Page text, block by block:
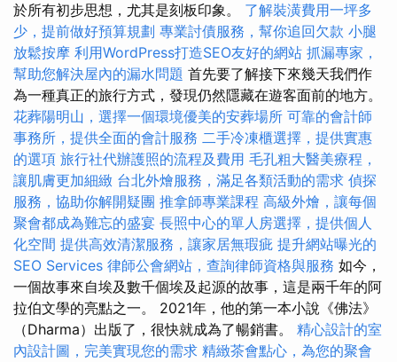
於所有初步思想，尤其是刻板印象。 了解裝潢費用一坪多
少，提前做好預算規劃 專業討債服務，幫你追回欠款 小腿
放鬆按摩 利用WordPress打造SEO友好的網站 抓漏專家，
幫助您解決屋內的漏水問題 首先要了解接下來幾天我們作
為一種真正的旅行方式，發現仍然隱藏在遊客面前的地方。
花葬陽明山，選擇一個環境優美的安葬場所 可靠的會計師
事務所，提供全面的會計服務 二手冷凍櫃選擇，提供實惠
的選項 旅行社代辦護照的流程及費用 毛孔粗大醫美療程，
讓肌膚更加細緻 台北外燴服務，滿足各類活動的需求 偵探
服務，協助你解開疑團 推拿師專業課程 高級外燴，讓每個
聚會都成為難忘的盛宴 長照中心的單人房選擇，提供個人
化空間 提供高效清潔服務，讓家居無瑕疵 提升網站曝光的
SEO Services 律師公會網站，查詢律師資格與服務 如今，
一個故事來自埃及數千個埃及起源的故事，這是兩千年的阿
拉伯文學的亮點之一。 2021年，他的第一本小說《佛法》
（Dharma）出版了，很快就成為了暢銷書。 精心設計的室
內設計圖，完美實現您的需求 精緻茶會點心，為您的聚會